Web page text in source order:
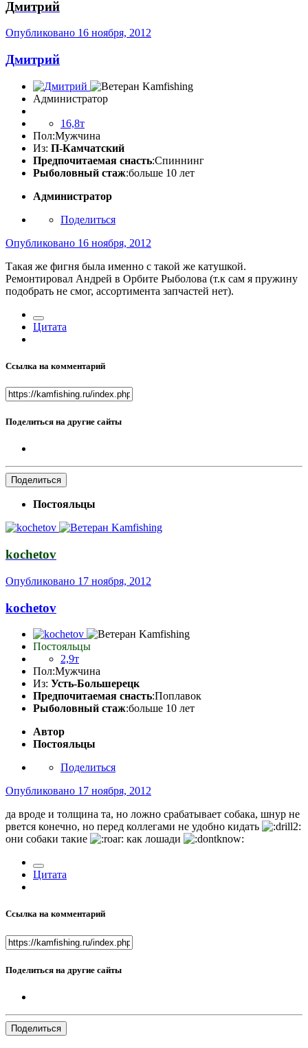
Дмитрий
Опубликовано 16 ноября, 2012
Дмитрий
Администратор
16,8т
Пол:Мужчина
Из: П-Камчатский
Предпочитаемая снасть:Спиннинг
Рыболовный стаж:больше 10 лет
Администратор
Поделиться
Опубликовано 16 ноября, 2012
Такая же фигня была именно с такой же катушкой.
Ремонтировал Андрей в Орбите Рыболова (т.к сам я пружину
подобрать не смог, ассортимента запчастей нет).
Цитата
Ссылка на комментарий
Поделиться на другие сайты
Поделиться
Постояльцы
kochetov
Опубликовано 17 ноября, 2012
kochetov
Постояльцы
2,9т
Пол:Мужчина
Из: Усть-Большерецк
Предпочитаемая снасть:Поплавок
Рыболовный стаж:больше 10 лет
Автор
Постояльцы
Поделиться
Опубликовано 17 ноября, 2012
да вроде и толщина та, но ложно срабатывает собака, шнур не
рвется конечно, но перед коллегами не удобно кидать
они собаки такие
как лошади
Цитата
Ссылка на комментарий
Поделиться на другие сайты
Поделиться